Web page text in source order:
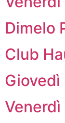
Dimelo
Club
Venerdì